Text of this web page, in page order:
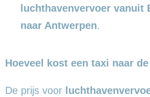
luchthavenvervoer vanuit
naar Antwerpen.
Hoeveel kost een taxi naar
De prijs voor